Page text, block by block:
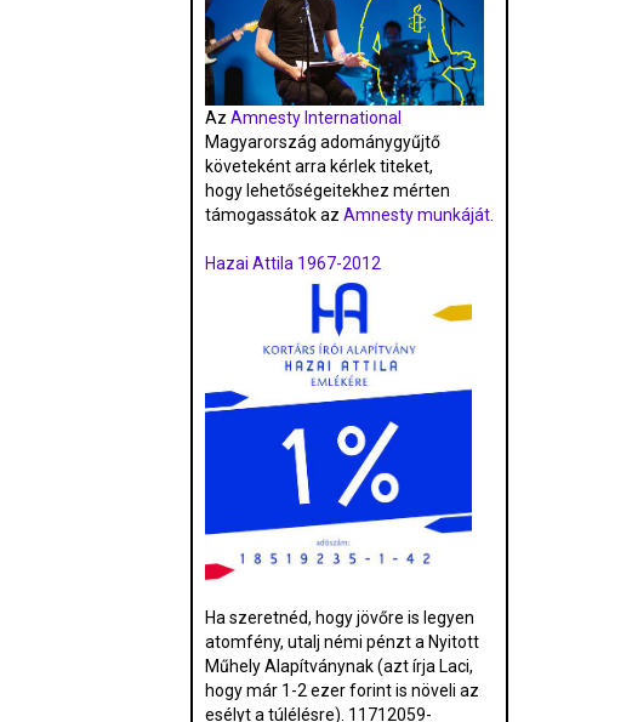
Az Amnesty International
Magyarország adománygyűjtő
követeként arra kérlek titeket,
hogy lehetőségeitekhez mérten
támogassátok az Amnesty munkáját.
Hazai Attila 1967-2012
Ha szeretnéd, hogy jövőre is legyen
atomfény, utalj némi pénzt a Nyitott
Műhely Alapítványnak (azt írja Laci,
hogy már 1-2 ezer forint is növeli az
esélyt a túlélésre). 11712059-